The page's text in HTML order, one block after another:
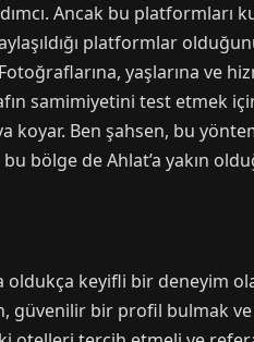
Ancak bu platformları
platformlar
yaşlarına ve
samimiyetini test etmek
koyar. Ben şahsen, bu
bölge de Ahlat’a yakın
keyifli bir deneyim
güvenilir bir profil bulmak